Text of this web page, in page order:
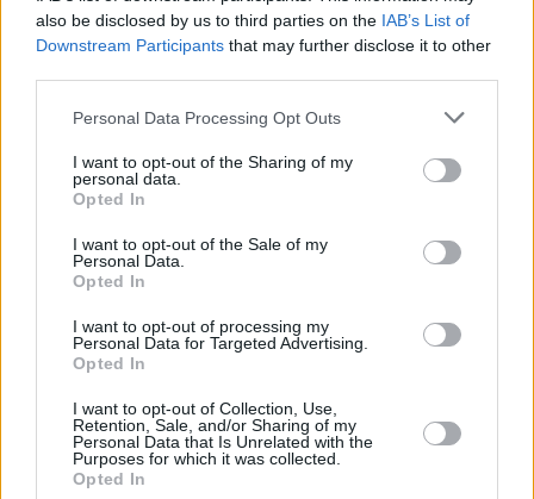
also be disclosed by us to third parties on the IAB’s List of
Downstream Participants that may further disclose it to other
Personal Data Processing Opt Outs
I want to opt-out of the Sharing of my
personal data.
Opted In
I want to opt-out of the Sale of my
Personal Data.
Opted In
I want to opt-out of processing my
Personal Data for Targeted Advertising.
Opted In
I want to opt-out of Collection, Use,
Retention, Sale, and/or Sharing of my
Personal Data that Is Unrelated with the
Purposes for which it was collected.
Opted In
ruokien lisäksi kaupungissa on tarjolla myös kaikista
Italian kolkista peräisin olevia ruokia.
Uusia ravintoloita
ruokien lisäksi kaupungissa on tarjolla myös kaikista Italian
kolkista peräisin olevia ruokia. Ravintolat etenkään
hinta-laatusuhteeltaan edes hyviä, ja siellä kannattaakin
noudattaa tarkkaavaisuutta ravintolaa valitessa. Vanhojen
avattuja ravintoloita, jotka ovat järjestään tasoltaan
moitteettomia.
Vatikaanissa vierailevien on hyvä mennä syömään
viereisessä Prati-kaupunginosassa sijaitsevaan Romeo-
ravintolaan (Via Silla 26/a) [
kartalla
hyvä valikoima pasta-annoksia, liharuokia ja mereneläviä,